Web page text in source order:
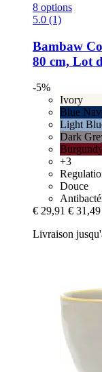
8 options
5.0 (1)
Bambaw
80 cm, Lot
-5%
Ivory
Blue
Light
Dark
+3
Douce
€ 29,91 € 31,49
Livraison